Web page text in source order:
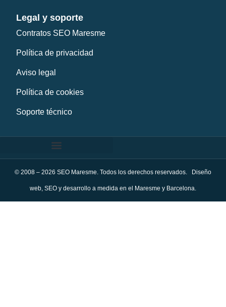
Legal y soporte
Contratos SEO Maresme
Política de privacidad
Aviso legal
Política de cookies
Soporte técnico
© 2008 – 2026 SEO Maresme. Todos los derechos reservados. Diseño
web, SEO y desarrollo a medida en el Maresme y Barcelona.